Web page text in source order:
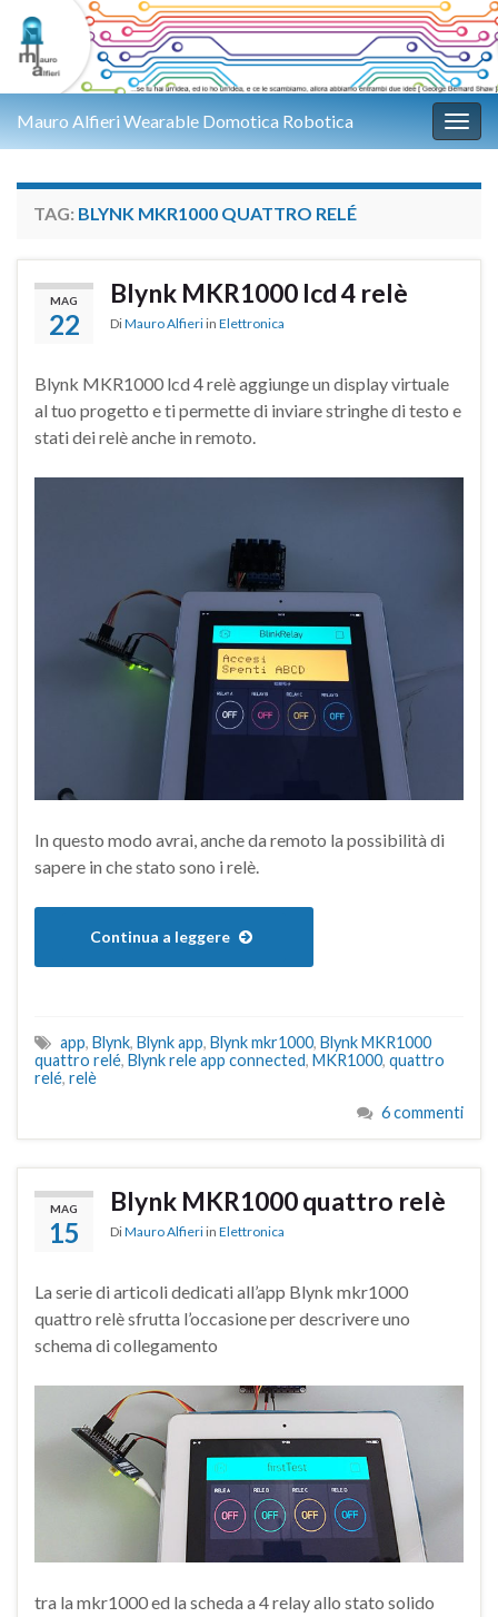
Mauro Alfieri Wearable Domotica Robotica
TAG: BLYNK MKR1000 QUATTRO RELÉ
MAG
22
Blynk MKR1000 lcd 4 relè
DiMauro Alfieri in Elettronica
Blynk MKR1000 lcd 4 relè aggiunge un display virtuale
al tuo progetto e ti permette di inviare stringhe di testo e
stati dei relè anche in remoto.
In questo modo avrai, anche da remoto la possibilità di
sapere in che stato sono i relè.
Continua a leggere
app, Blynk, Blynk app, Blynk mkr1000, Blynk MKR1000
quattro relé, Blynk rele app connected, MKR1000, quattro
relé, relè
6 commenti
MAG
15
Blynk MKR1000 quattro relè
DiMauro Alfieri in Elettronica
La serie di articoli dedicati all’app Blynk mkr1000
quattro relè sfrutta l’occasione per descrivere uno
schema di collegamento
tra la mkr1000 ed la scheda a 4 relay allo stato solido